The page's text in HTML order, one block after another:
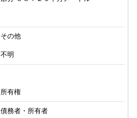
その他
不明
所有権
債務者・所有者